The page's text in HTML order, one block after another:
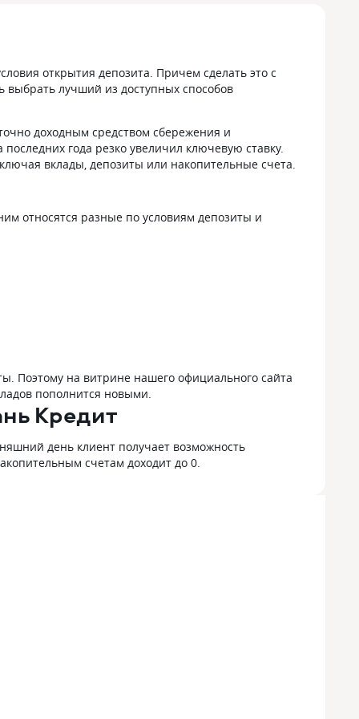
открытия депозита. Причем сделать это с
выбрать лучший из доступных способов
доходным средством сбережения и
года резко увеличил ключевую ставку.
вклады, депозиты или накопительные счета.
относятся разные по условиям депозиты и
Поэтому на витрине нашего официального сайта
пополнится новыми.
Кредит
день клиент получает возможность
счетам доходит до 0.